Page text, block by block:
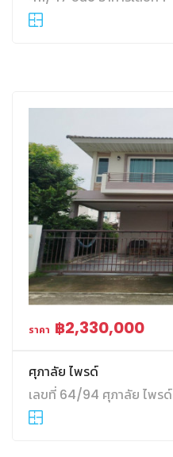
ราคา ฿2,330,000
ศุภาลัย ไพรด์
เลขที่ 64/94 ศุภาลัย ไพรด์